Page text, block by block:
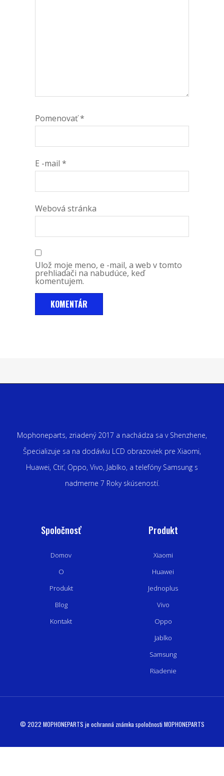
Pomenovať*
E -mail *
Webová stránka
Ulož moje meno, e -mail, a web v tomto
prehliadači na nabudúce, keď
komentujem.
Mophoneparts, zriadený 2017 a nachádza sa v Shenzhene,
Špecializuje sa na dodávku LCD obrazoviek pre Xiaomi,
Huawei, Ctiť, Oppo, Vivo, Jablko, a telefóny Samsung s
nadmerne 7 Roky skúseností.
Spoločnosť
Domov
O
Produkt
Blog
Kontakt
Produkt
Xiaomi
Huawei
Jednoplus
Vivo
Oppo
Jablko
Samsung
Riadenie
© 2022 MOPHONEPARTS je ochranná známka spoločnosti MOPHONEPARTS